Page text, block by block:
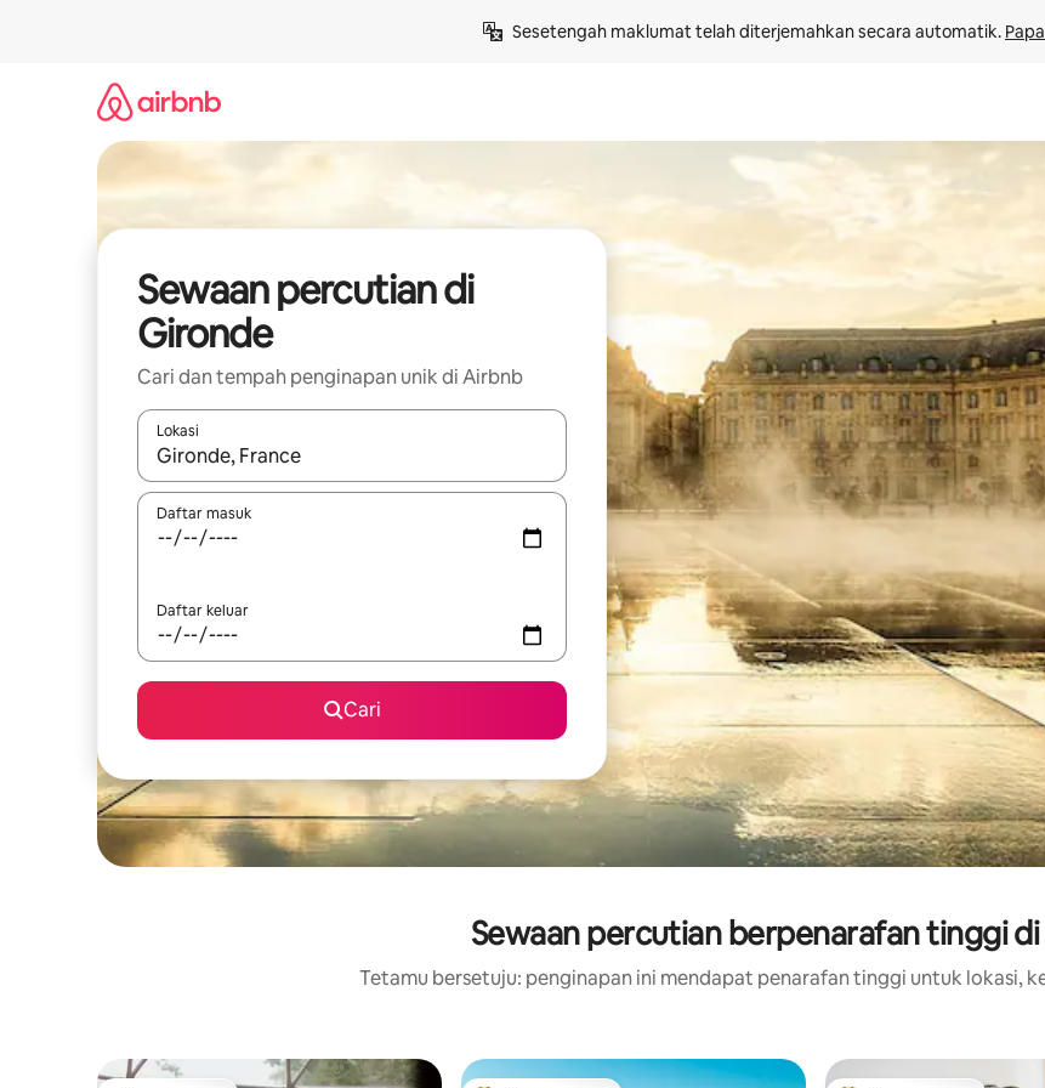
Sesetengah maklumat telah diterjemahkan secara automatik.
Sewaan percutian di
Gironde
Cari dan tempah penginapan unik di Airbnb
Lokasi
Apabila hasil tersedia, navigasi dengan kekunci anak panah atas dan bawah atau teroka dengan sentuhan atau
Daftar masuk
Daftar keluar
Cari
Sewaan percutian berpenarafan tinggi
Tetamu bersetuju: penginapan ini mendapat penarafan tinggi untuk lokasi,